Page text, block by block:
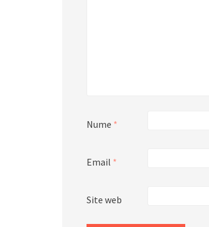
Nume *
Email *
Site web